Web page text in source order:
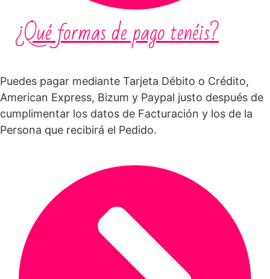
¿Qué formas de pago tenéis?
Puedes pagar mediante Tarjeta Débito o Crédito,
American Express, Bizum y Paypal justo después de
cumplimentar los datos de Facturación y los de la
Persona que recibirá el Pedido.